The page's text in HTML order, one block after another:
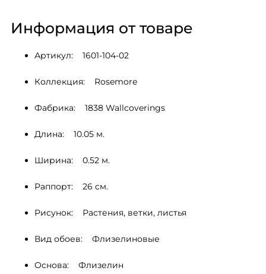
Информация от товаре
Артикул:    1601-104-02
Коллекция:    Rosemore
Фабрика:    1838 Wallcoverings
Длина:    10.05 м.
Ширина:    0.52 м.
Раппорт:    26 cм.
Рисунок:    Растения, ветки, листья
Вид обоев:    Флизелиновые
Основа:    Флизелин